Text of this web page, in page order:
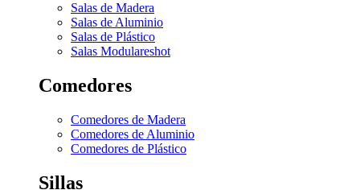
Salas de Madera
Salas de Aluminio
Salas de Plástico
Salas Modulareshot
Comedores
Comedores de Madera
Comedores de Aluminio
Comedores de Plástico
Sillas